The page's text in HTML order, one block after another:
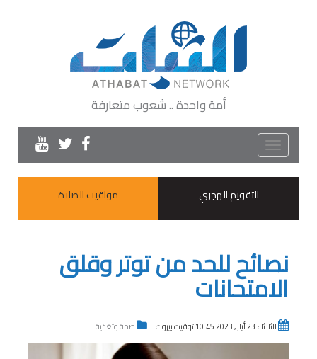
أمة واحدة .. شعوب متعارفة
Toggle
navigation
التقويم الهجري
مواقيت الصلاة
نصائح للحد من توتر وقلق
الامتحانات
الثلاثاء 23 أيار , 2023 10:45 توقيت بيروت صحة وتغذية